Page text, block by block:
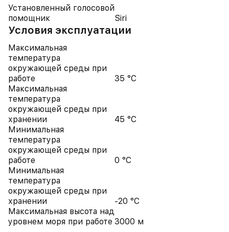
Установленный голосовой
помощник
Siri
Условия эксплуатации
Максимальная
температура
окружающей среды при
работе
35 °C
Максимальная
температура
окружающей среды при
хранении
45 °C
Минимальная
температура
окружающей среды при
работе
0 °C
Минимальная
температура
окружающей среды при
хранении
-20 °C
Максимальная высота над
уровнем моря при работе 3000 м